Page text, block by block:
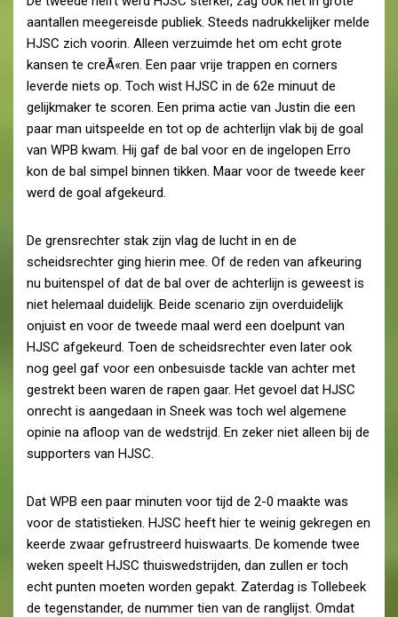
aantallen meegereisde publiek. Steeds nadrukkelijker melde
HJSC zich voorin. Alleen verzuimde het om echt grote
kansen te creÃ«ren. Een paar vrije trappen en corners
leverde niets op. Toch wist HJSC in de 62e minuut de
gelijkmaker te scoren. Een prima actie van Justin die een
paar man uitspeelde en tot op de achterlijn vlak bij de goal
van WPB kwam. Hij gaf de bal voor en de ingelopen Erro
kon de bal simpel binnen tikken. Maar voor de tweede keer
werd de goal afgekeurd.
De grensrechter stak zijn vlag de lucht in en de
scheidsrechter ging hierin mee. Of de reden van afkeuring
nu buitenspel of dat de bal over de achterlijn is geweest is
niet helemaal duidelijk. Beide scenario zijn overduidelijk
onjuist en voor de tweede maal werd een doelpunt van
HJSC afgekeurd. Toen de scheidsrechter even later ook
nog geel gaf voor een onbesuisde tackle van achter met
gestrekt been waren de rapen gaar. Het gevoel dat HJSC
onrecht is aangedaan in Sneek was toch wel algemene
opinie na afloop van de wedstrijd. En zeker niet alleen bij de
supporters van HJSC.
Dat WPB een paar minuten voor tijd de 2-0 maakte was
voor de statistieken. HJSC heeft hier te weinig gekregen en
keerde zwaar gefrustreerd huiswaarts. De komende twee
weken speelt HJSC thuiswedstrijden, dan zullen er toch
echt punten moeten worden gepakt. Zaterdag is Tollebeek
de tegenstander, de nummer tien van de ranglijst. Omdat